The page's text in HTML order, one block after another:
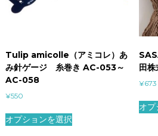
Tulip amicolle（アミコレ）あ
み針ゲージ 糸巻き AC-053～
AC-058
¥550
オプションを選択
田株
¥673
オプ